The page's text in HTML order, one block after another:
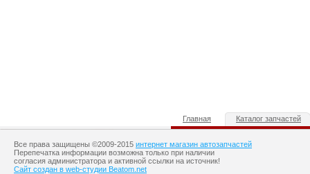
Главная Каталог запчастей
Все права защищены ©2009-2015 интернет магазин автозапчастей
Перепечатка информации возможна только при наличии
согласия администратора и активной ссылки на источник!
Сайт создан в web-студии Beatom.net